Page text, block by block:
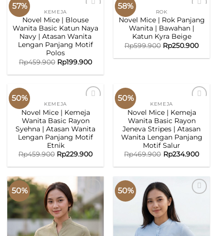
57%
ADD TO
WISHLIST
KEMEJA
Novel Mice | Blouse
Wanita Basic Katun Naya
Navy | Atasan Wanita
Lengan Panjang Motif
Polos
Rp459.900 Rp199.900
58%
ADD TO
WISHLIST
ROK
Novel Mice | Rok Panjang
Wanita | Bawahan |
Katun Kyra Beige
Rp599.900 Rp250.900
50%
ADD TO
WISHLIST
KEMEJA
Novel Mice | Kemeja
Wanita Basic Rayon
Syehna | Atasan Wanita
Lengan Panjang Motif
Etnik
Rp459.900 Rp229.900
50%
ADD TO
WISHLIST
KEMEJA
Novel Mice | Kemeja
Wanita Basic Rayon
Jeneva Stripes | Atasan
Wanita Lengan Panjang
Motif Salur
Rp469.900 Rp234.900
50%
ADD TO
WISHLIST
50%
ADD TO
WISHLIST